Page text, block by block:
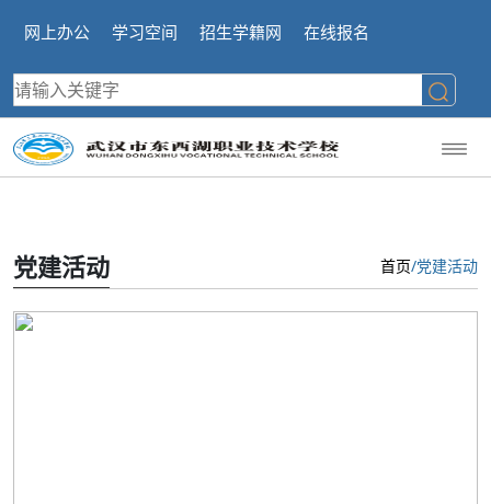
网上办公 学习空间 招生学籍网 在线报名
党建活动 首页/党建活动